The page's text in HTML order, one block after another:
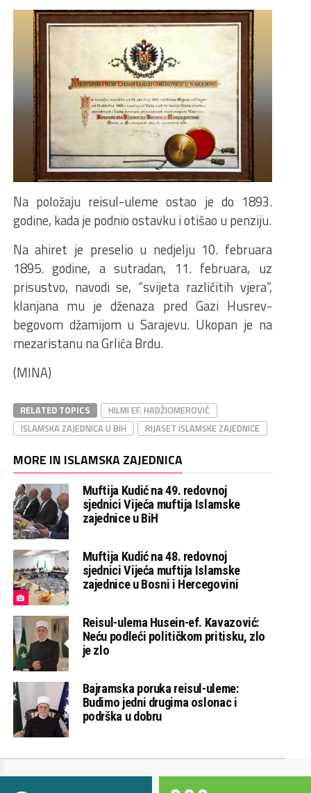
Na položaju reisul-uleme ostao je do 1893.
godine, kada je podnio ostavku i otišao u penziju.
Na ahiret je preselio u nedjelju 10. februara
1895. godine, a sutradan, 11. februara, uz
prisustvo, navodi se, “svijeta različitih vjera”,
klanjana mu je dženaza pred Gazi Husrev-
begovom džamijom u Sarajevu. Ukopan je na
mezaristanu na Grlića Brdu.
(MINA)
RELATED TOPICS
HILMI EF. HADŽIOMEROVIĆ
ISLAMSKA ZAJEDNICA U BIH
RIJASET ISLAMSKE ZAJEDNICE
MORE IN ISLAMSKA ZAJEDNICA
Muftija Kudić na 49. redovnoj
sjednici Vijeća muftija Islamske
zajednice u BiH
Muftija Kudić na 48. redovnoj
sjednici Vijeća muftija Islamske
zajednice u Bosni i Hercegovini
Reisul-ulema Husein-ef. Kavazović:
Neću podleći političkom pritisku, zlo
je zlo
Bajramska poruka reisul-uleme:
Budimo jedni drugima oslonac i
podrška u dobru